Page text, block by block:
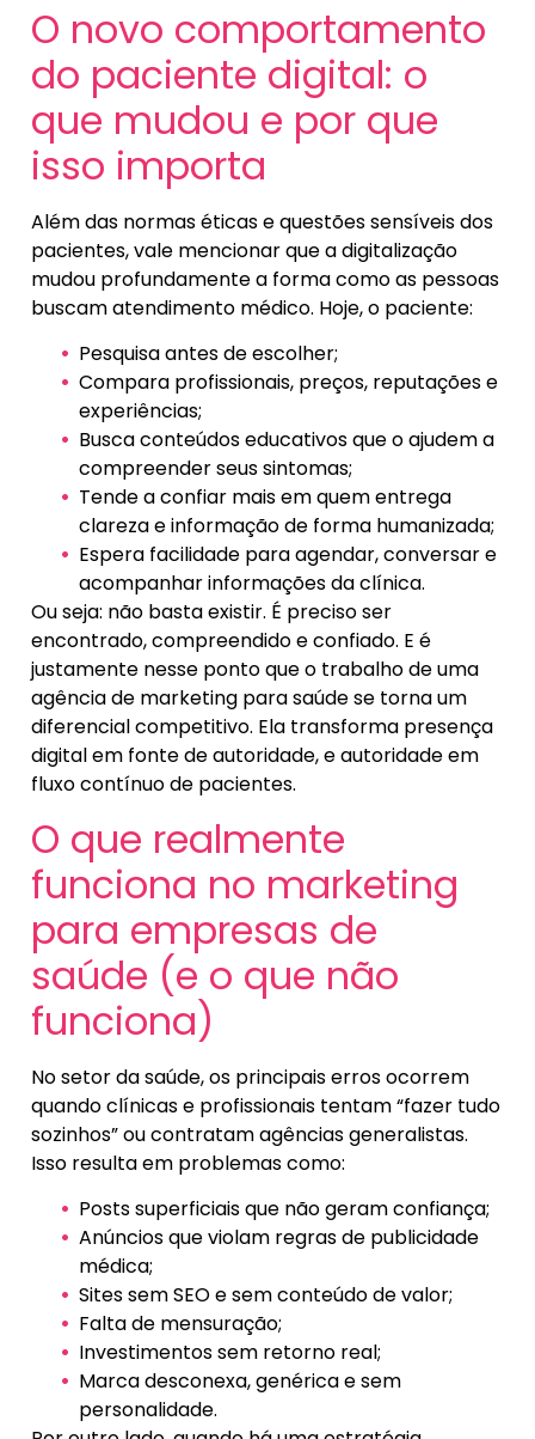
O novo comportamento
do paciente digital: o
que mudou e por que
isso importa
Além das normas éticas e questões sensíveis dos
pacientes, vale mencionar que a digitalização
mudou profundamente a forma como as pessoas
buscam atendimento médico. Hoje, o paciente:
Pesquisa antes de escolher;
Compara profissionais, preços, reputações e
experiências;
Busca conteúdos educativos que o ajudem a
compreender seus sintomas;
Tende a confiar mais em quem entrega
clareza e informação de forma humanizada;
Espera facilidade para agendar, conversar e
acompanhar informações da clínica.
Ou seja: não basta existir. É preciso ser
encontrado, compreendido e confiado. E é
justamente nesse ponto que o trabalho de uma
agência de marketing para saúde se torna um
diferencial competitivo. Ela transforma presença
digital em fonte de autoridade, e autoridade em
fluxo contínuo de pacientes.
O que realmente
funciona no marketing
para empresas de
saúde (e o que não
funciona)
No setor da saúde, os principais erros ocorrem
quando clínicas e profissionais tentam “fazer tudo
sozinhos” ou contratam agências generalistas.
Isso resulta em problemas como:
Posts superficiais que não geram confiança;
Anúncios que violam regras de publicidade
médica;
Sites sem SEO e sem conteúdo de valor;
Falta de mensuração;
Investimentos sem retorno real;
Marca desconexa, genérica e sem
personalidade.